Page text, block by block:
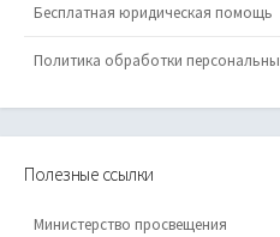
Бесплатная юридическая помощь
Политика обработки
Полезные ссылки
Министерство просвещения